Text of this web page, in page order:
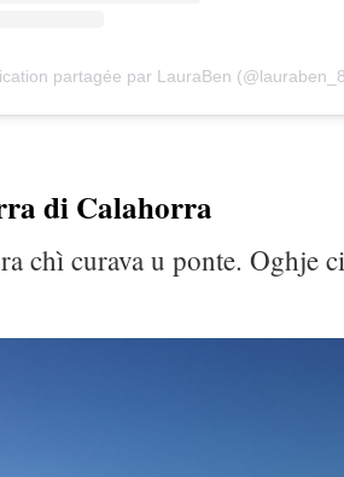
partagée par LauraBen
di Calahorra
chì curava u ponte. Oghje